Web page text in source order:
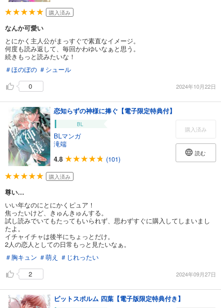
購入済み
なんか可愛い
とにかく主人公がまっすぐで素直なイメージ。
何度も読み返して、毎回かわゆいなぁと思う。
続きもっと読みたいな！
＃ほのぼの ＃シュール
0
2024年10月22日
恋知らずの神様に捧ぐ【電子限定特典付】
BL
BLマンガ
滝端
4.8
(101)
購入済み
読む
購入済み
尊い…
いい年なのにとにかくピュア！
焦ったいけど、きゅんきゅんする。
試し読みでいてもたってもいられず、思わずすぐに購入してしまいまし
たよ。
イチャイチャは後半にちょっとだけ。
2人の恋人としての日常もっと見たいなぁ。
＃胸キュン ＃萌え ＃じれったい
2
2024年09月27日
ピットスポルム 四葉【電子版限定特典付き】